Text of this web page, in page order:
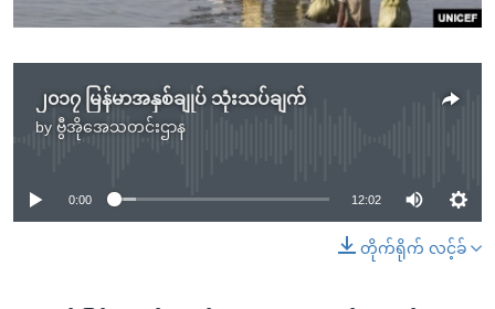
ကျော်
ဘာသာစကားများ
၂၀၁၇ မြန်မာအနှစ်ချုပ် သုံးသပ်ချက်
by ဗွီအိုအေသတင်းဌာန
No media source currently available
0:00 12:02
တိုက်ရိုက် လင့်ခ်